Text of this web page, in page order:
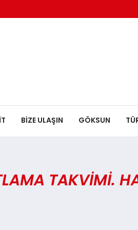
BİZE ULAŞIN GÖKSUN
TAKVIMI.